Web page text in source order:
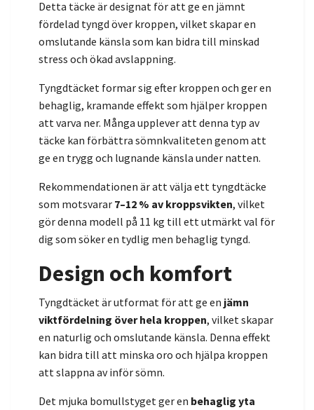
Detta täcke är designat för att ge en jämnt
fördelad tyngd över kroppen, vilket skapar en
omslutande känsla som kan bidra till minskad
stress och ökad avslappning.
Tyngdtäcket formar sig efter kroppen och ger en
behaglig, kramande effekt som hjälper kroppen
att varva ner. Många upplever att denna typ av
täcke kan förbättra sömnkvaliteten genom att
ge en trygg och lugnande känsla under natten.
Rekommendationen är att välja ett tyngdtäcke
som motsvarar 7–12 % av kroppsvikten, vilket
gör denna modell på 11 kg till ett utmärkt val för
dig som söker en tydlig men behaglig tyngd.
Design och komfort
Tyngdtäcket är utformat för att ge en jämn
viktfördelning över hela kroppen, vilket skapar
en naturlig och omslutande känsla. Denna effekt
kan bidra till att minska oro och hjälpa kroppen
att slappna av inför sömn.
Det mjuka bomullstyget ger en behaglig yta